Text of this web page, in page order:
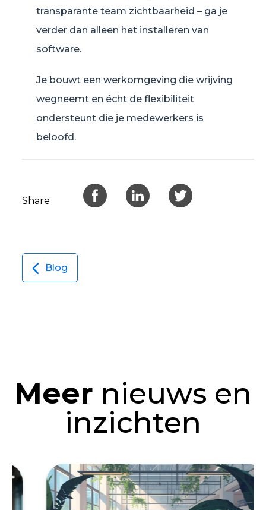
transparante team zichtbaarheid – ga je
verder dan alleen het installeren van
software.
Je bouwt een werkomgeving die wrijving
wegneemt en écht de flexibiliteit
ondersteunt die je medewerkers is
beloofd.
Share
Blog
Meer nieuws en
inzichten